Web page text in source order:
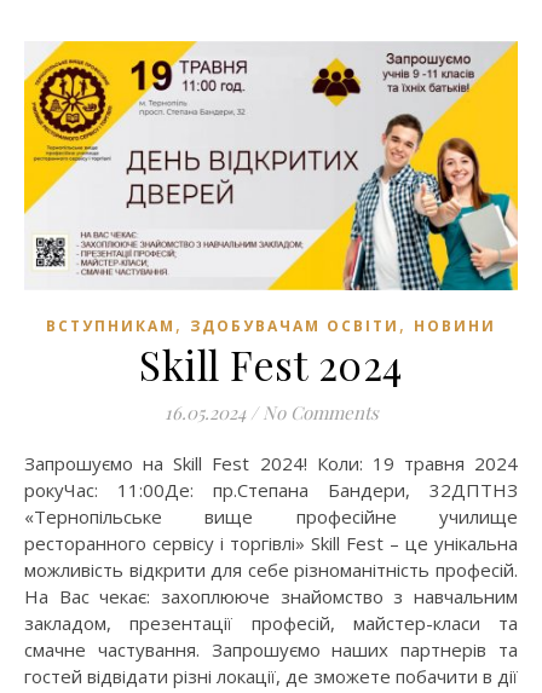
ВСТУПНИКАМ , ЗДОБУВАЧАМ ОСВІТИ , НОВИНИ
Skill Fest 2024
16.05.2024 / No Comments
Запрошуємо на Skill Fest 2024! Коли: 19 травня 2024
рокуЧас: 11:00Де: пр.Степана Бандери, 32ДПТНЗ
«Тернопільське вище професійне училище
ресторанного сервісу і торгівлі» Skill Fest – це унікальна
можливість відкрити для себе різноманітність професій.
На Вас чекає: захоплююче знайомство з навчальним
закладом, презентації професій, майстер-класи та
смачне частування. Запрошуємо наших партнерів та
гостей відвідати різні локації, де зможете побачити в дії